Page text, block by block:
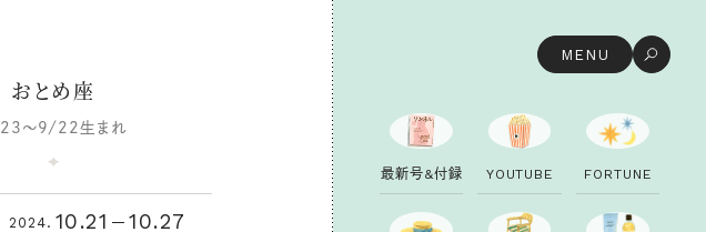
MENU
おとめ座
～9/22生まれ
2024. 10.21 10.27
最新号&付録 YO UTU B E FO RTU N E